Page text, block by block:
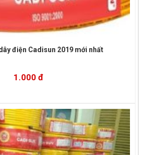
điện Cadisun 2019 mới nhất
1.000 đ